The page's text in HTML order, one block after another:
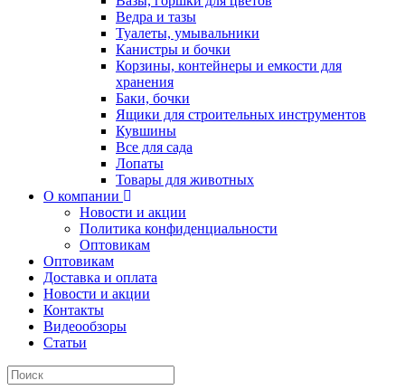
Ведра и тазы
Туалеты, умывальники
Канистры и бочки
Корзины, контейнеры и емкости для
хранения
Баки, бочки
Ящики для строительных инструментов
Кувшины
Все для сада
Лопаты
Товары для животных
О компании
Новости и акции
Политика конфиденциальности
Оптовикам
Оптовикам
Доставка и оплата
Новости и акции
Контакты
Видеообзоры
Статьи